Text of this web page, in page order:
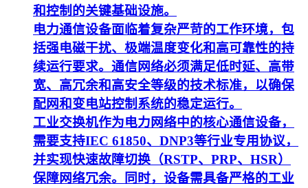
和控制的关键基础设施。
电力通信设备面临着复杂严苛的工作环境，包
括强电磁干扰、极端温度变化和高可靠性的持
续运行要求。通信网络必须满足低时延、高带
宽、高冗余和高安全等级的技术标准，以确保
配网和变电站控制系统的稳定运行。
工业交换机作为电力网络中的核心通信设备，
需要支持IEC 61850、DNP3等行业专用协议，
并实现快速故障切换（RSTP、PRP、HSR）
保障网络冗余。同时，设备需具备严格的工业